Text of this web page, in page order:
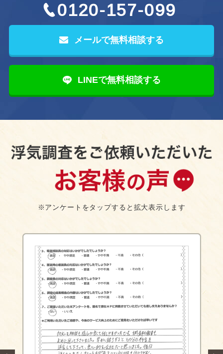
0120-157-099
メールで無料相談する
LINEで無料相談する
※アンケートをタップすると拡大表示します